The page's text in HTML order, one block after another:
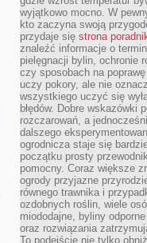
wyjątkowo mocno. W
kto zaczyna swoją
przydaje się strona
znaleźć informacje o
pielęgnacji bylin, ochronie
czy sposobach na
uczy pokory, ale nie
wszystkiego uczyć się
błędów. Dobre wskazówki
rozczarowań, a
dalszego
ogrodnicza staje się
początku prosty
pomocny. Coraz większe
ogrody przyjazne
równego trawnika i
ozdobnych roślin, wiele
miododajne, byliny
oraz rozwiązania
To podejście nie tylko